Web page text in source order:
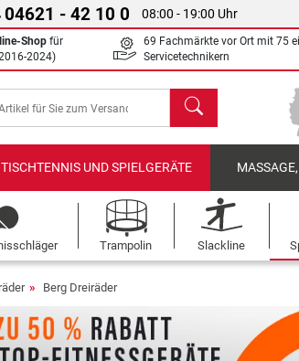
04621 - 42 10 0 08:00 - 19:00 Uhr
Shop für
2024)
69 Fachmärkte vor Ort mit 75
Servicetechnikern
Suchen
UND SPIELGERÄTE
Trampolin Slackline
Berg Dreiräder